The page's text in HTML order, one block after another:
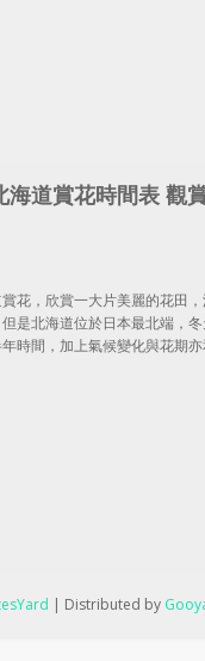
海道賞花時間表 觀
花，欣賞一大片美麗的花田
是北海道位於日本最北端，冬
時間，加上氣候變化與花期亦
| Distributed by